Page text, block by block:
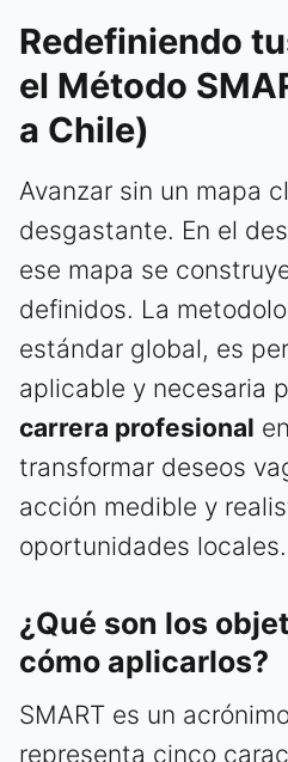
Redefiniendo
el Método
a Chile)
Avanzar sin un mapa
desgastante. En el
ese mapa se
definidos. La
estándar global, es
aplicable y necesaria
carrera profesional
transformar deseos
acción medible y
oportunidades locales.
¿Qué son los
cómo aplicarlos?
SMART es un
representa cinco